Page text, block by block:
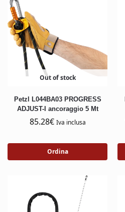
Out of stock
Petzl L044BA03 PROGRESS
ADJUST-I ancoraggio 5 Mt
85.28€ Iva inclusa
Ordina